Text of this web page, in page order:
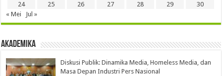
24
25 26 27 28 29
30
« Mei
Jul »
Akademika
Diskusi Publik: Dinamika Media, Homeless Media, dan
Masa Depan Industri Pers Nasional